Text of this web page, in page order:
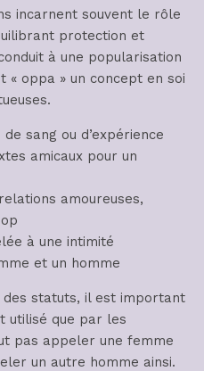
incarnent souvent le rôle
protection et
à une popularisation
« oppa » un concept en soi
sang ou d’expérience
amicaux pour un
amoureuses,
à une intimité
et un homme
statuts, il est important
utilisé que par les
pas appeler une femme
un autre homme ainsi.